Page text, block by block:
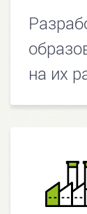
на их